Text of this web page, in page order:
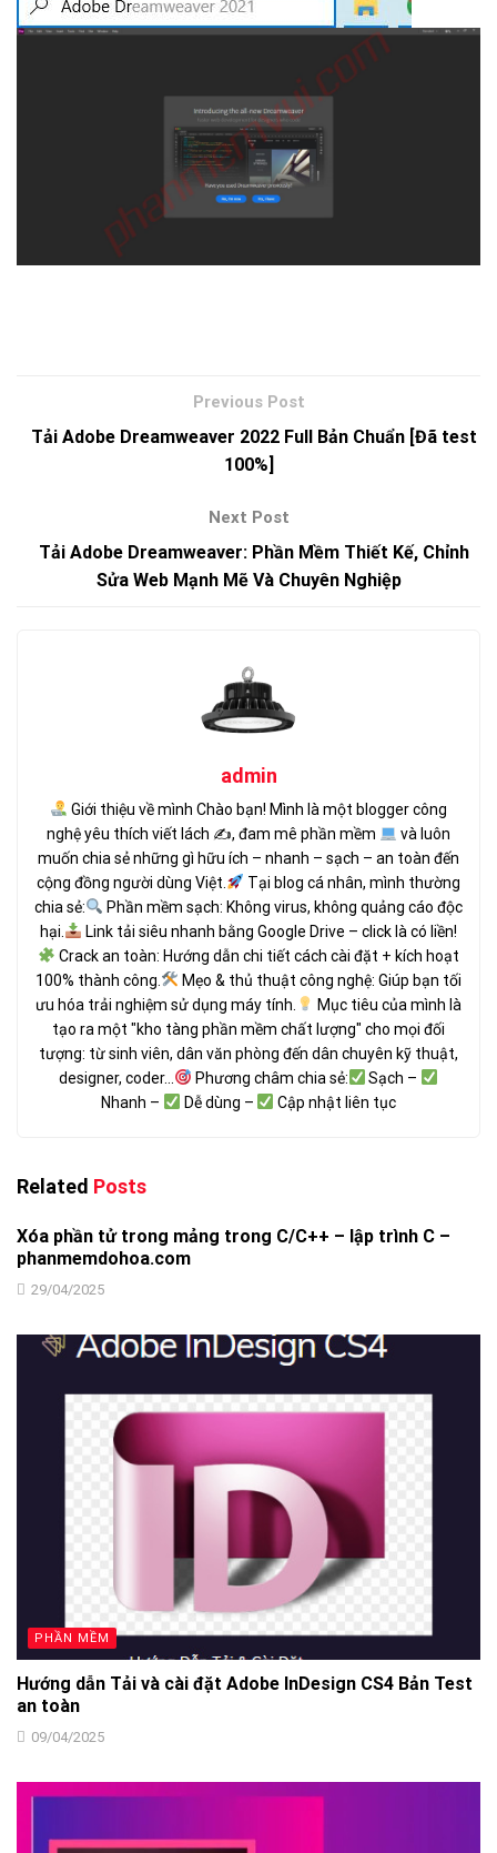
Tải Adobe Dreamweaver 2022 Full Bản Chuẩn [Đã test
100%]
Tải Adobe Dreamweaver: Phần Mềm Thiết Kế, Chỉnh
Sửa Web Mạnh Mẽ Và Chuyên Nghiệp
admin
Giới thiệu về mình Chào bạn! Mình là một blogger công
nghệ yêu thích viết lách ✍, đam mê phần mềm
và luôn
muốn chia sẻ những gì hữu ích – nhanh – sạch – an toàn đến
cộng đồng người dùng Việt.
Tại blog cá nhân, mình thường
chia sẻ:
Phần mềm sạch: Không virus, không quảng cáo độc
hại.
Link tải siêu nhanh bằng Google Drive – click là có liền!
Crack an toàn: Hướng dẫn chi tiết cách cài đặt + kích hoạt
100% thành công.
Mẹo & thủ thuật công nghệ: Giúp bạn tối
ưu hóa trải nghiệm sử dụng máy tính.
Mục tiêu của mình là
tạo ra một "kho tàng phần mềm chất lượng" cho mọi đối
tượng: từ sinh viên, dân văn phòng đến dân chuyên kỹ thuật,
designer, coder...
Phương châm chia sẻ:
Sạch –
Nhanh –
Dễ dùng – Cập nhật liên tục
Related Posts
Xóa phần tử trong mảng trong C/C++ – lập trình C –
phanmemdohoa.com
29/04/2025
PHẦN MỀM
Hướng dẫn Tải và cài đặt Adobe InDesign CS4 Bản Test
an toàn
09/04/2025